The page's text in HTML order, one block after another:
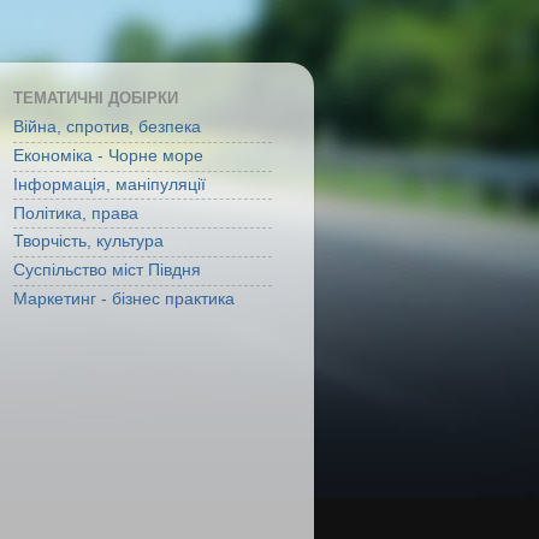
ТЕМАТИЧНІ ДОБІРКИ
Війна, спротив, безпека
Економіка - Чорне море
Інформація, маніпуляції
Політика, права
Творчість, культура
Суспільство міст Півдня
Маркетинг - бізнес практика